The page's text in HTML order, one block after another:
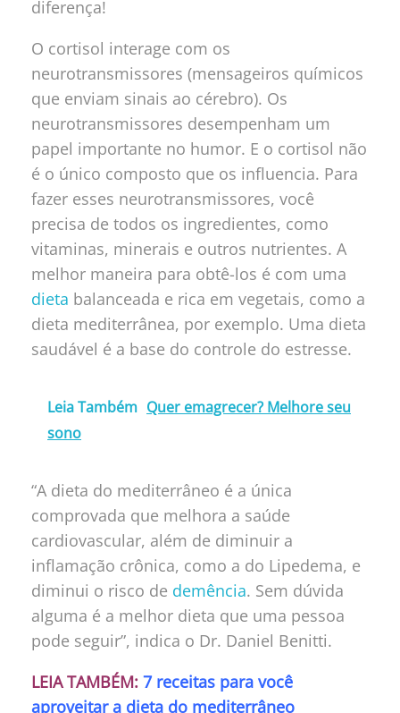
diferença!
O cortisol interage com os
neurotransmissores (mensageiros químicos
que enviam sinais ao cérebro). Os
neurotransmissores desempenham um
papel importante no humor. E o cortisol não
é o único composto que os influencia. Para
fazer esses neurotransmissores, você
precisa de todos os ingredientes, como
vitaminas, minerais e outros nutrientes. A
melhor maneira para obtê-los é com uma
dieta balanceada e rica em vegetais, como a
dieta mediterrânea, por exemplo. Uma dieta
saudável é a base do controle do estresse.
Leia Também Quer emagrecer? Melhore seu
sono
“A dieta do mediterrâneo é a única
comprovada que melhora a saúde
cardiovascular, além de diminuir a
inflamação crônica, como a do Lipedema, e
diminui o risco de demência. Sem dúvida
alguma é a melhor dieta que uma pessoa
pode seguir”, indica o Dr. Daniel Benitti.
LEIA TAMBÉM: 7 receitas para você
aproveitar a dieta do mediterrâneo